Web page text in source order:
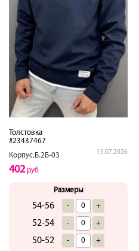
Толстовка
#23437467
Корпус.Б.2Б-03
15.07.2026
402руб
Размеры
54-56 - +
52-54 - +
50-52 - +